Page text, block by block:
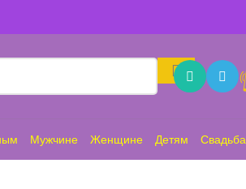
Мужчине Женщине Детям Свадьба